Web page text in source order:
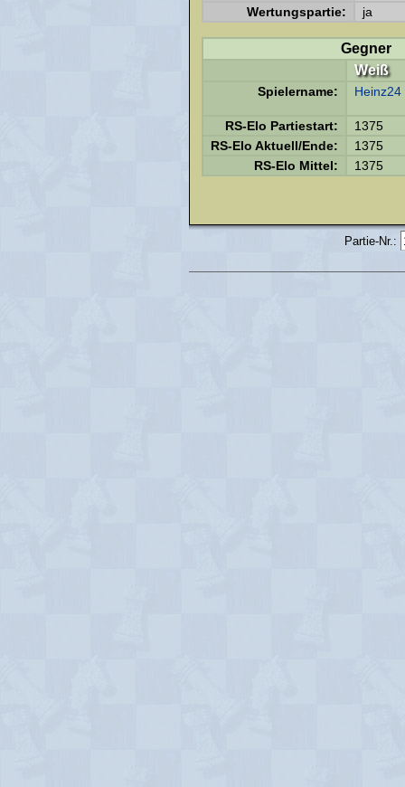
Wertungspartie:
ja
Gegner
Weiß
Spielername: Heinz24
RS-Elo Partiestart:
1375
RS-Elo Aktuell/Ende:
1375
RS-Elo Mittel:
1375
Partie-Nr.: